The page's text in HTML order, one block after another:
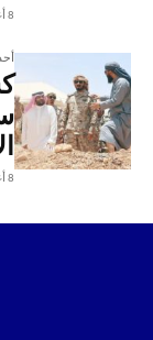
8 أغسطس، 2026
8 أغسطس، 2026